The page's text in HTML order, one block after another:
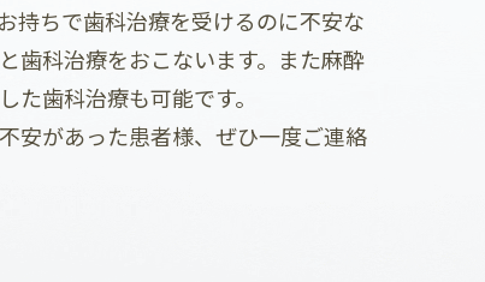
持ちで歯科治療を受けるのに不安な
歯科治療をおこないます。また麻酔
た歯科治療も可能です。
安があった患者様、ぜひ一度ご連絡